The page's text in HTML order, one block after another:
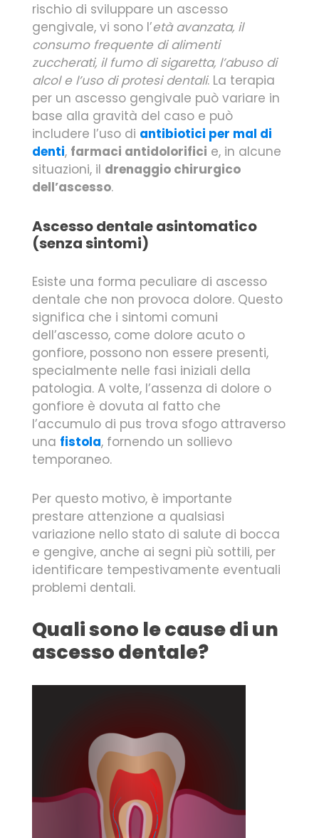
rischio di sviluppare un ascesso
gengivale, vi sono l’età avanzata, il
consumo frequente di alimenti
zuccherati, il fumo di sigaretta, l’abuso di
alcol e l’uso di protesi dentali. La terapia
per un ascesso gengivale può variare in
base alla gravità del caso e può
includere l’uso di antibiotici per mal di
denti, farmaci antidolorifici e, in alcune
situazioni, il drenaggio chirurgico
dell’ascesso.
Ascesso dentale asintomatico
(senza sintomi)
Esiste una forma peculiare di ascesso
dentale che non provoca dolore. Questo
significa che i sintomi comuni
dell’ascesso, come dolore acuto o
gonfiore, possono non essere presenti,
specialmente nelle fasi iniziali della
patologia. A volte, l’assenza di dolore o
gonfiore è dovuta al fatto che
l’accumulo di pus trova sfogo attraverso
una fistola, fornendo un sollievo
temporaneo.
Per questo motivo, è importante
prestare attenzione a qualsiasi
variazione nello stato di salute di bocca
e gengive, anche ai segni più sottili, per
identificare tempestivamente eventuali
problemi dentali.
Quali sono le cause di un
ascesso dentale?